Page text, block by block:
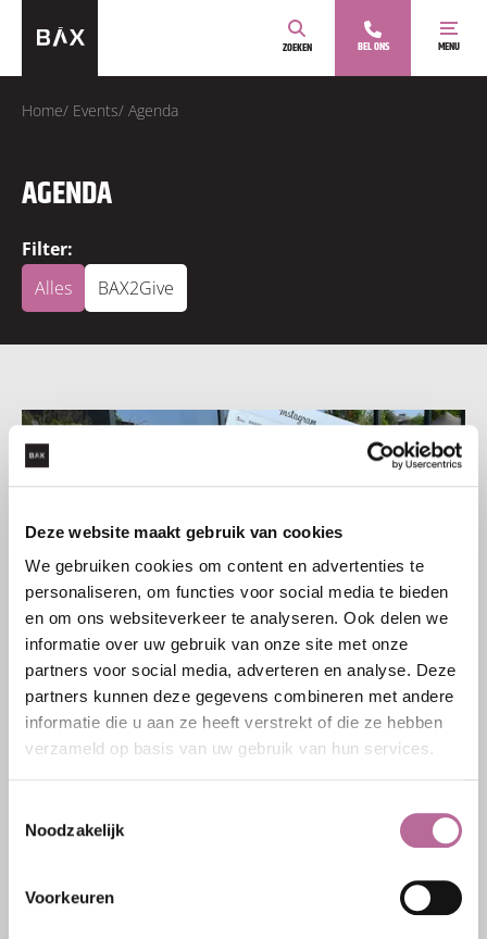
Deze website maakt gebruik van cookies
We gebruiken cookies om content en advertenties te
personaliseren, om functies voor social media te bieden
en om ons websiteverkeer te analyseren. Ook delen we
informatie over uw gebruik van onze site met onze
partners voor social media, adverteren en analyse. Deze
partners kunnen deze gegevens combineren met andere
informatie die u aan ze heeft verstrekt of die ze hebben
verzameld op basis van uw gebruik van hun services.
Noodzakelijk
Voorkeuren
ZOEKEN BEL ONS MENU
Home/ Events/ Agenda
AGENDA
Filter:
Alles
BAX2Give
BAX2GIVE 2028
lustrum! Hoe en wat? Lees snel verder!